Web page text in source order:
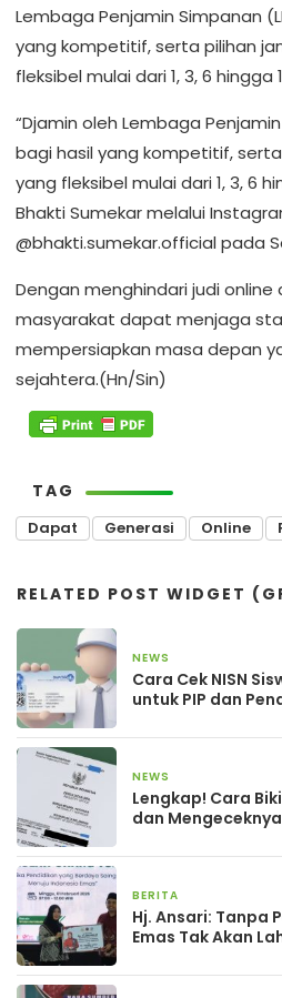
Lembaga Penjamin Simpanan
yang kompetitif, serta pilihan
fleksibel mulai dari 1, 3, 6 hingga
“Djamin oleh Lembaga
bagi hasil yang kompetitif,
yang fleksibel mulai dari 1, 3, 6
Bhakti Sumekar melalui
@bhakti.sumekar.official pada
Dengan menghindari judi
masyarakat dapat menjaga
mempersiapkan masa depan
sejahtera.(Hn/Sin)
TAG
Dapat Generasi Online
RELATED POST WIDGET
NEWS
Cara Cek NISN
untuk PIP dan
NEWS
Lengkap! Cara
dan
BERITA
Hj. Ansari: Tanpa
Emas Tak Akan